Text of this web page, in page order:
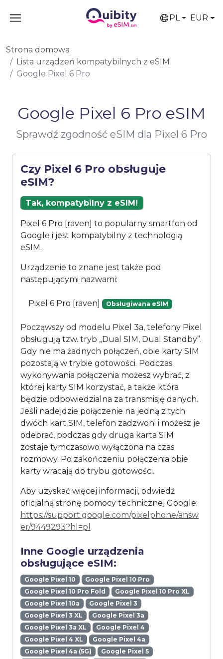
PL EUR
Strona domowa
Lista urządzeń kompatybilnych z eSIM
Google Pixel 6 Pro
Google Pixel 6 Pro eSIM
Sprawdź zgodność eSIM dla Pixel 6 Pro
Czy Pixel 6 Pro obsługuje
eSIM?
Tak, kompatybilny z eSIM!
Pixel 6 Pro [raven] to popularny smartfon od
Google i jest kompatybilny z technologią
eSIM.
Urządzenie to znane jest także pod
następującymi nazwami:
Pixel 6 Pro [raven] Obsługiwana eSIM
Począwszy od modelu Pixel 3a, telefony Pixel
obsługują tzw. tryb „Dual SIM, Dual Standby”.
Gdy nie ma żadnych połączeń, obie karty SIM
pozostają w trybie gotowości. Podczas
wykonywania połączenia możesz wybrać, z
której karty SIM korzystać, a także która
będzie odpowiedzialna za transmisję danych.
Jeśli nadejdzie połączenie na jedną z tych
dwóch kart SIM, telefon zadzwoni i możesz je
odebrać, podczas gdy druga karta SIM
zostaje tymczasowo wyłączona na czas
rozmowy. Po zakończeniu połączenia obie
karty wracają do trybu gotowości.
Aby uzyskać więcej informacji, odwiedź
oficjalną stronę pomocy technicznej Google:
https://support.google.com/pixelphone/answ
er/9449293?hl=pl
Inne Google urządzenia
obsługujące eSIM:
Google Pixel 10
Google Pixel 10 Pro
Google Pixel 10 Pro Fold
Google Pixel 10 Pro XL
Google Pixel 10a
Google Pixel 3
Google Pixel 3 XL
Google Pixel 3a
Google Pixel 3a XL
Google Pixel 4
Google Pixel 4 XL
Google Pixel 4a
Google Pixel 4a (5G)
Google Pixel 5